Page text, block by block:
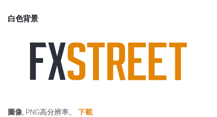
白色背景
圖像 , PNG高分辨率。 下載